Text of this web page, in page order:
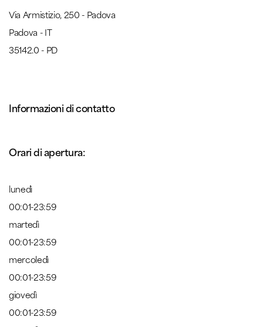
Via Armistizio, 250 - Padova
Padova - IT
35142.0 - PD
Informazioni di contatto
Orari di apertura:
lunedì
00:01-23:59
martedì
00:01-23:59
mercoledì
00:01-23:59
giovedì
00:01-23:59